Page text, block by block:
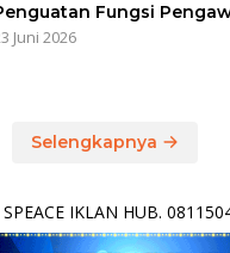
Fungsi
Juni 2026
Selengkapnya
SPEACE IKLAN